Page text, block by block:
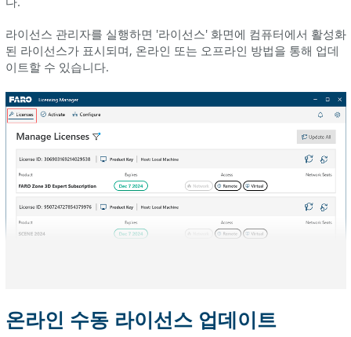
라
인
컴
터
에
서:
소
시
라이선스 관리자를 실행하면 '라이선스' 화면에 컴퓨터에서 활성화
된 라이선스가 표시되며, 온라인 또는 오프라인 방법을 통해 업데
이트할 수 있습니다.
온라인 수동 라이선스 업데이트